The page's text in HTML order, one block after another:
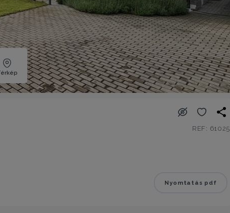
REF: 61025
Nyomtatás pdf